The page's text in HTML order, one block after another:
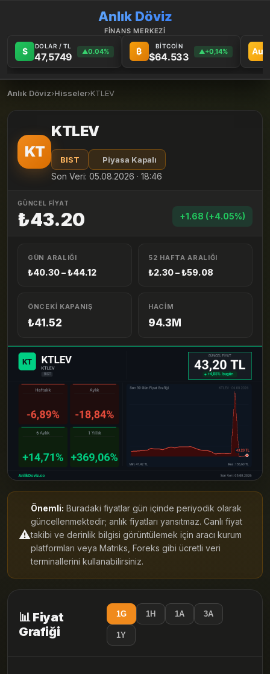
Anlık Döviz
FİNANS MERKEZİ
$ DOLAR / TL
47,5749 ▲0.04% ₿ BİTCOİN
$64.533 ▲+0,14% Au
Anlık Döviz›Hisseler›KTLEV
KT
KTLEV
BIST Piyasa Kapalı
Son Veri: 05.08.2026 · 18:46
GÜNCEL FİYAT
₺43.20 +1.68 (+4.05%)
GÜN ARALIĞI
₺40.30 – ₺44.12
52 HAFTA ARALIĞI
₺2.30 – ₺59.08
ÖNCEKI KAPANIŞ
₺41.52
HACIM
94.3M
⚠️
Önemli: Buradaki fiyatlar gün içinde periyodik olarak
güncellenmektedir; anlık fiyatları yansıtmaz. Canlı fiyat
takibi ve derinlik bilgisi görüntülemek için aracı kurum
platformları veya Matriks, Foreks gibi ücretli veri
terminallerini kullanabilirsiniz.
📊 Fiyat
Grafiği
1G 1H 1A 3A
1Y